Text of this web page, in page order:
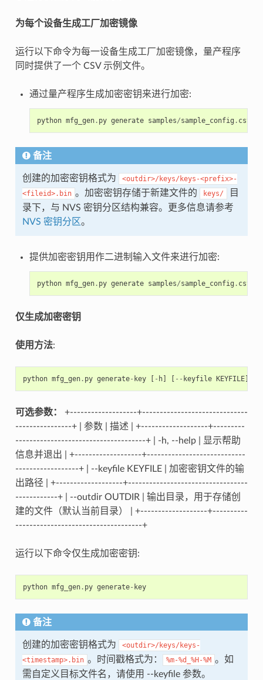
为每个设备生成工厂加密镜像
运行以下命令为每一设备生成工厂加密镜像，量产程序
同时提供了一个 CSV 示例文件。
通过量产程序生成加密密钥来进行加密:
python mfg_gen. py generate samples/sample_config . csv
备注
创建的加密密钥格式为
<outdir>/keys/keys-<prefix>-
<fileid>.bin 。加密密钥存储于新建文件的 keys/
目
录下，与 NVS 密钥分区结构兼容。更多信息请参考
NVS 密钥分区。
提供加密密钥用作二进制输入文件来进行加密:
python mfg_gen. py generate samples/sample_config . csv
仅生成加密密钥
使用方法:
python mfg_gen. py generate- key - h] -- keyfile KEYFILE]
可选参数：
+-------------------+------------------------------
----------------+ | 参数 | 描述 | +-------------------+---------
-------------------------------------+ | -h, --help | 显示帮助
信息并退出 | +-------------------+----------------------------
------------------+ | --keyfile KEYFILE | 加密密钥文件的输
出路径 | +-------------------+----------------------------------
------------+ | --outdir OUTDIR | 输出目录，用于存储创
建的文件（默认当前目录） | +-------------------+----------
------------------------------------+
运行以下命令仅生成加密密钥:
python mfg_gen. py generate- key
备注
创建的加密密钥格式为
<outdir>/keys/keys-
<timestamp>.bin 。时间戳格式为： %m-%d_%H-%M 。如
需自定义目标文件名，请使用 --keyfile 参数。